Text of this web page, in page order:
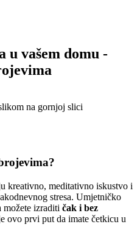
vašem domu -
na gornjoj slici
kreativno, meditativno iskustvo i
stresa. Umjetničko
izraditi čak i bez
ovo prvi put da imate četkicu u